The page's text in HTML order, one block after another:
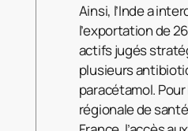
Ainsi, l’Inde a
l’exportation de
actifs jugés
plusieurs
paracétamol. Pour
régionale de